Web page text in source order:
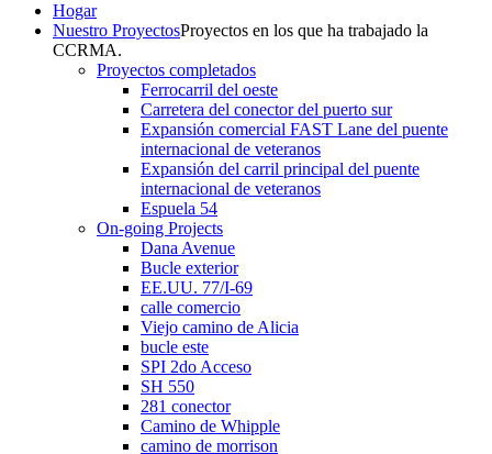
Hogar
Nuestro ProyectosProyectos en los que ha trabajado la
CCRMA.
Proyectos completados
Ferrocarril del oeste
Carretera del conector del puerto sur
Expansión comercial FAST Lane del puente
internacional de veteranos
Expansión del carril principal del puente
internacional de veteranos
Espuela 54
On-going Projects
Dana Avenue
Bucle exterior
EE.UU. 77/I-69
calle comercio
Viejo camino de Alicia
bucle este
SPI 2do Acceso
SH 550
281 conector
Camino de Whipple
camino de morrison